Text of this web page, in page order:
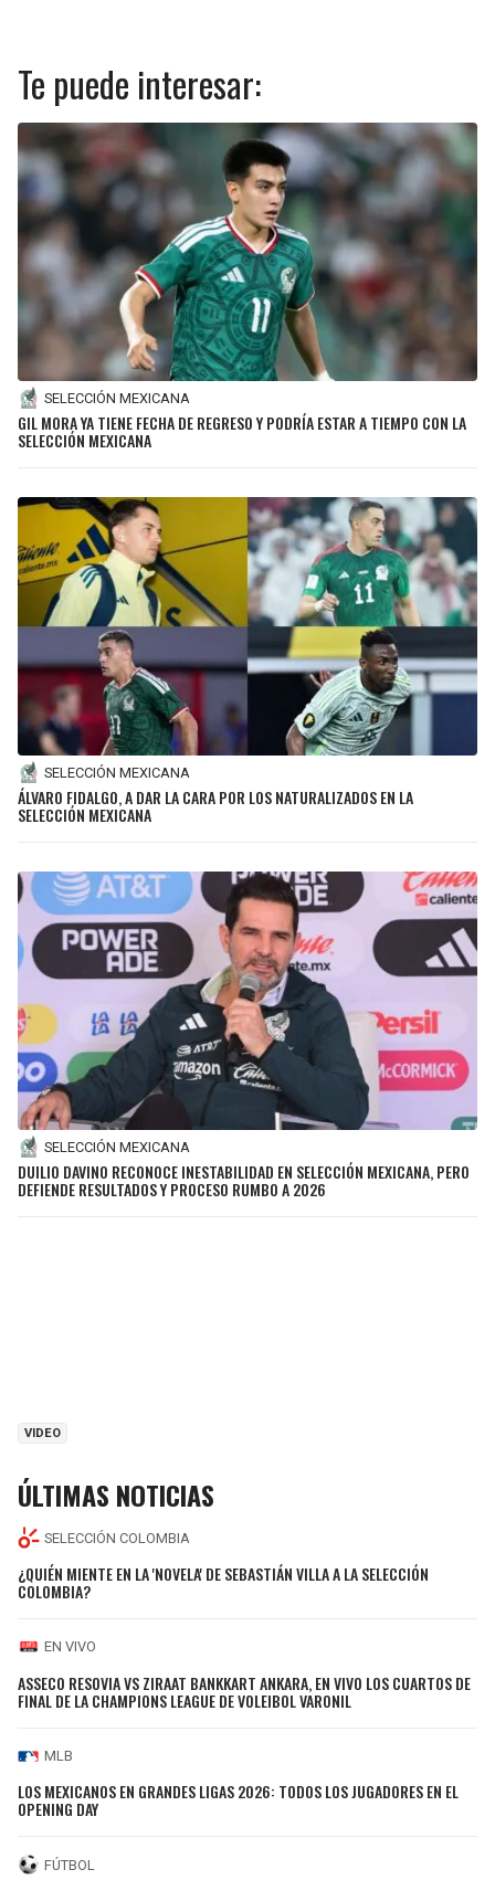
Te puede interesar:
SELECCIÓN MEXICANA
GIL MORA YA TIENE FECHA DE REGRESO Y PODRÍA ESTAR A TIEMPO CON LA
SELECCIÓN MEXICANA
SELECCIÓN MEXICANA
ÁLVARO FIDALGO, A DAR LA CARA POR LOS NATURALIZADOS EN LA
SELECCIÓN MEXICANA
SELECCIÓN MEXICANA
DUILIO DAVINO RECONOCE INESTABILIDAD EN SELECCIÓN MEXICANA, PERO
DEFIENDE RESULTADOS Y PROCESO RUMBO A 2026
VIDEO
ÚLTIMAS NOTICIAS
SELECCIÓN COLOMBIA
¿QUIÉN MIENTE EN LA 'NOVELA' DE SEBASTIÁN VILLA A LA SELECCIÓN
COLOMBIA?
EN VIVO
ASSECO RESOVIA VS ZIRAAT BANKKART ANKARA, EN VIVO LOS CUARTOS DE
FINAL DE LA CHAMPIONS LEAGUE DE VOLEIBOL VARONIL
MLB
LOS MEXICANOS EN GRANDES LIGAS 2026: TODOS LOS JUGADORES EN EL
OPENING DAY
FÚTBOL